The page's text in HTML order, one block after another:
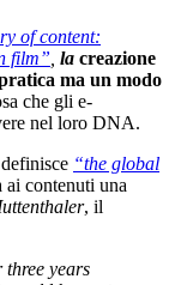
of content:
film” la creazione
ma un modo
che gli e-
nel loro DNA.
“the global
ai contenuti una
, il
three years